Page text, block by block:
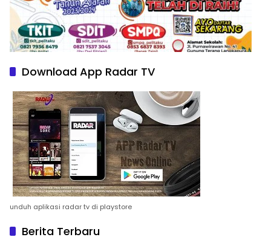
Download App Radar TV
unduh aplikasi radar tv di playstore
Berita Terbaru